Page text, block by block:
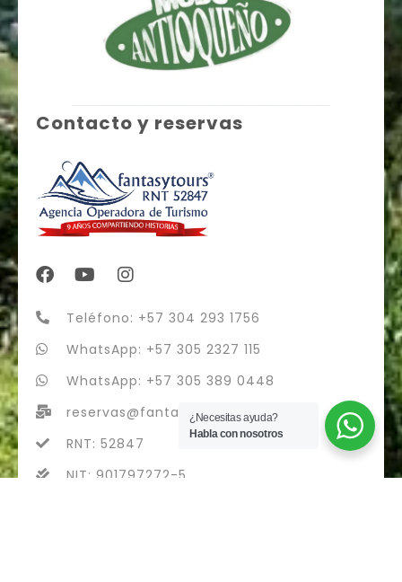
Contacto y reservas
Teléfono: +57 304 293 1756
WhatsApp: +57 305 2327 115
WhatsApp: +57 305 389 0448
reservas@fantasytours.co
RNT: 52847
NIT: 901797272-5
¿Necesitas ayuda?
Habla con nosotros